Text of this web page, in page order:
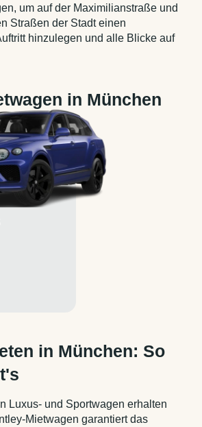
um auf der Maximilianstraße und
Straßen der Stadt einen
hinzulegen und alle Blicke auf
in München
in München: So
Luxus- und Sportwagen erhalten
Mietwagen garantiert das